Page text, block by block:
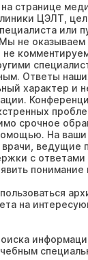
странице
ЦЭЛТ,
или
не оказываем
не
Ответы
характер и
срочное
На
ведущие
с ответами
понимание
на